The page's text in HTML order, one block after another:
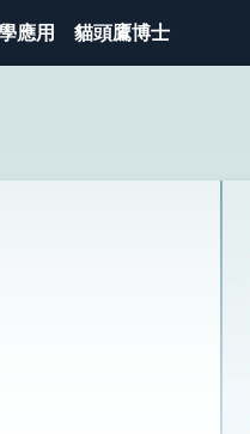
應用 貓頭鷹博士